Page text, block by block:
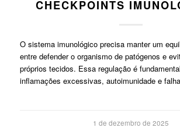
CHECKPOINTS
O sistema imunológico precisa manter um
entre defender o organismo de patógenos e
próprios tecidos. Essa regulação é
inflamações excessivas, autoimunidade e
1 de dezembro de 2025